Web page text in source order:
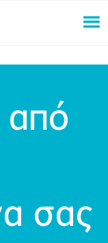
από
σας